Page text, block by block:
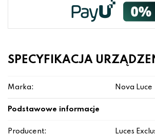
SPECYFIKACJA
Marka: Nova Luce
Podstawowe informacje
Producent: Luces